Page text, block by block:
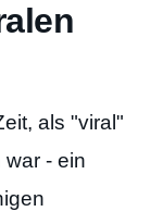
als "viral"
- ein